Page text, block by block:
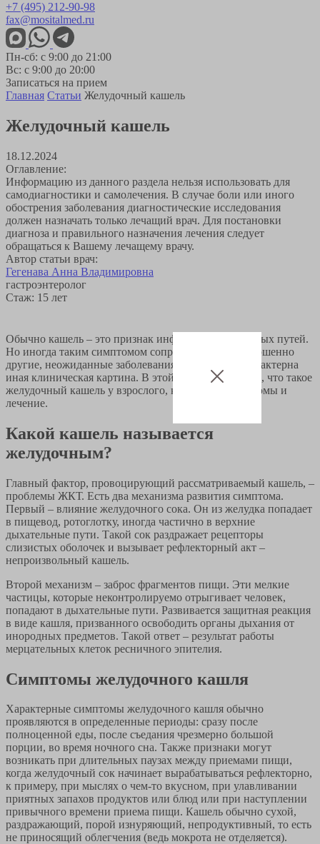
+7 (495) 212-90-98
fax@mositalmed.ru
Пн-сб: с 9:00 до 21:00
Вс: с 9:00 до 20:00
Записаться на прием
Главная Статьи Желудочный кашель
Желудочный кашель
18.12.2024
Оглавление:
Информацию из данного раздела нельзя использовать для
самодиагностики и самолечения. В случае боли или иного
обострения заболевания диагностические исследования
должен назначать только лечащий врач. Для постановки
диагноза и правильного назначения лечения следует
обращаться к Вашему лечащему врачу.
Автор статьи врач:
Гегенава Анна Владимировна
гастроэнтеролог
Стаж: 15 лет
Обычно кашель – это признак инфекций дыхательных путей.
Но иногда таким симптомом сопровождаются совершенно
другие, неожиданные заболевания, для которых характерна
иная клиническая картина. В этой статье расскажем, что такое
желудочный кашель у взрослого, каковы его симптомы и
лечение.
Какой кашель называется
желудочным?
Главный фактор, провоцирующий рассматриваемый кашель, –
проблемы ЖКТ. Есть два механизма развития симптома.
Первый – влияние желудочного сока. Он из желудка попадает
в пищевод, ротоглотку, иногда частично в верхние
дыхательные пути. Такой сок раздражает рецепторы
слизистых оболочек и вызывает рефлекторный акт –
непроизвольный кашель.
Второй механизм – заброс фрагментов пищи. Эти мелкие
частицы, которые неконтролируемо отрыгивает человек,
попадают в дыхательные пути. Развивается защитная реакция
в виде кашля, призванного освободить органы дыхания от
инородных предметов. Такой ответ – результат работы
мерцательных клеток ресничного эпителия.
Симптомы желудочного кашля
Характерные симптомы желудочного кашля обычно
проявляются в определенные периоды: сразу после
полноценной еды, после съедания чрезмерно большой
порции, во время ночного сна. Также признаки могут
возникать при длительных паузах между приемами пищи,
когда желудочный сок начинает вырабатываться рефлекторно,
к примеру, при мыслях о чем-то вкусном, при улавливании
приятных запахов продуктов или блюд или при наступлении
привычного времени приема пищи. Кашель обычно сухой,
раздражающий, порой изнуряющий, непродуктивный, то есть
не приносящий облегчения (ведь мокрота не отделяется).